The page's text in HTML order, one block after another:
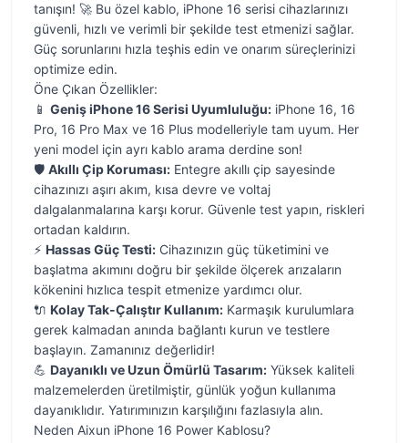
tanışın! 🚀 Bu özel kablo, iPhone 16 serisi cihazlarınızı
güvenli, hızlı ve verimli bir şekilde test etmenizi sağlar.
Güç sorunlarını hızla teşhis edin ve onarım süreçlerinizi
optimize edin.
Öne Çıkan Özellikler:
📱 Geniş iPhone 16 Serisi Uyumluluğu: iPhone 16, 16
Pro, 16 Pro Max ve 16 Plus modelleriyle tam uyum. Her
yeni model için ayrı kablo arama derdine son!
🛡️ Akıllı Çip Koruması: Entegre akıllı çip sayesinde
cihazınızı aşırı akım, kısa devre ve voltaj
dalgalanmalarına karşı korur. Güvenle test yapın, riskleri
ortadan kaldırın.
⚡ Hassas Güç Testi: Cihazınızın güç tüketimini ve
başlatma akımını doğru bir şekilde ölçerek arızaların
kökenini hızlıca tespit etmenize yardımcı olur.
🔌 Kolay Tak-Çalıştır Kullanım: Karmaşık kurulumlara
gerek kalmadan anında bağlantı kurun ve testlere
başlayın. Zamanınız değerlidir!
💪 Dayanıklı ve Uzun Ömürlü Tasarım: Yüksek kaliteli
malzemelerden üretilmiştir, günlük yoğun kullanıma
dayanıklıdır. Yatırımınızın karşılığını fazlasıyla alın.
Neden Aixun iPhone 16 Power Kablosu?